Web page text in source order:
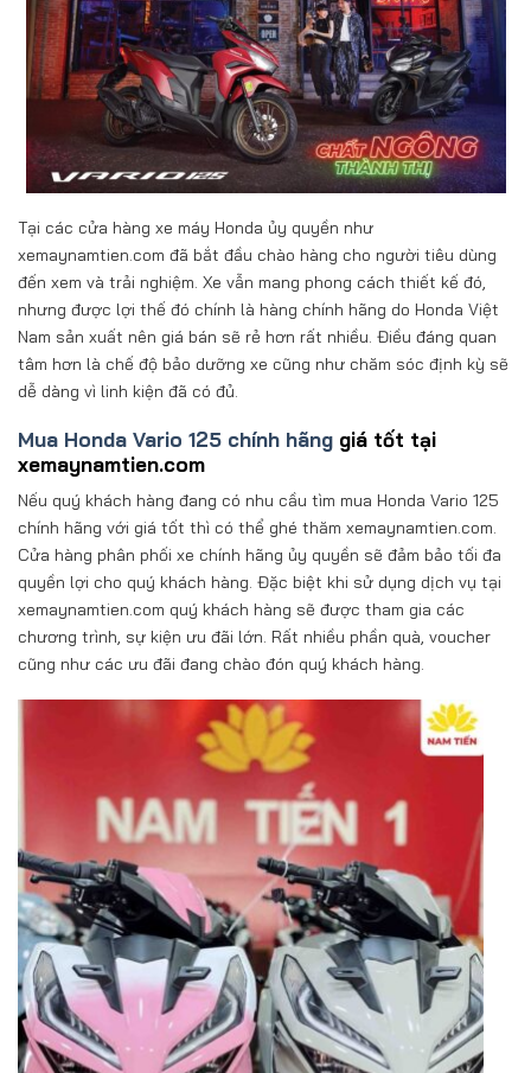
Tại các cửa hàng xe máy Honda ủy quyền như
xemaynamtien.com đã bắt đầu chào hàng cho người tiêu dùng
đến xem và trải nghiệm. Xe vẫn mang phong cách thiết kế đó,
nhưng được lợi thế đó chính là hàng chính hãng do Honda Việt
Nam sản xuất nên giá bán sẽ rẻ hơn rất nhiều. Điều đáng quan
tâm hơn là chế độ bảo dưỡng xe cũng như chăm sóc định kỳ sẽ
dễ dàng vì linh kiện đã có đủ.
Mua Honda Vario 125 chính hãng giá tốt tại
xemaynamtien.com
Nếu quý khách hàng đang có nhu cầu tìm mua Honda Vario 125
chính hãng với giá tốt thì có thể ghé thăm xemaynamtien.com.
Cửa hàng phân phối xe chính hãng ủy quyền sẽ đảm bảo tối đa
quyền lợi cho quý khách hàng. Đặc biệt khi sử dụng dịch vụ tại
xemaynamtien.com quý khách hàng sẽ được tham gia các
chương trình, sự kiện ưu đãi lớn. Rất nhiều phần quà, voucher
cũng như các ưu đãi đang chào đón quý khách hàng.